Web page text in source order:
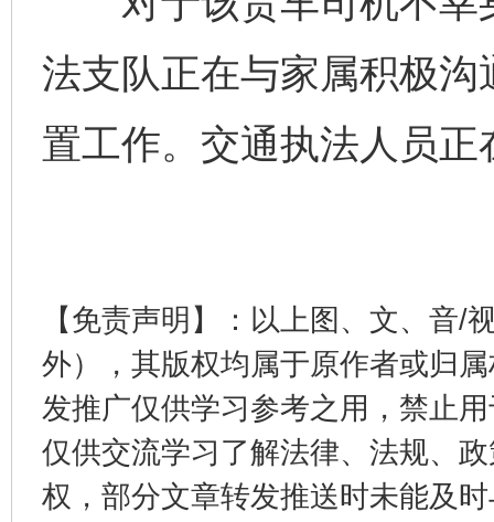
法支队正在与家属积极
置工作。交通执法人员
【免责声明】：以上图、文、音/
外），其版权均属于原作者或归
发推广仅供学习参考之用，禁止
仅供交流学习了解法律、法规、
权，部分文章转发推送时未能及